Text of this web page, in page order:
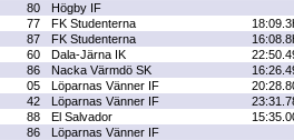
80
Högby IF
77 FK Studenterna
87 FK Studenterna
60 Dala-Järna IK
86 Nacka Värmdö SK
05 Löparnas Vänner IF
42 Löparnas Vänner IF
88 El Salvador
86
Löparnas Vänner IF